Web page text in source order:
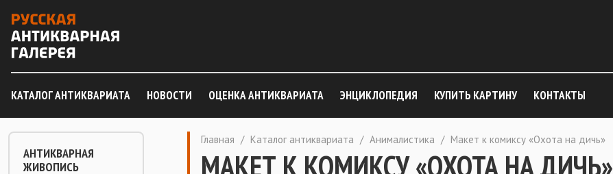
КАТАЛОГ АНТИКВАРИАТА НОВОСТИ ОЦЕНКА АНТИКВАРИАТА ЭНЦИКЛОПЕДИЯ КУПИТЬ КАРТИНУ КОНТАКТЫ
АНТИКВАРНАЯ
ЖИВОПИСЬ
Главная / Каталог антиквариата / Анималистика / Макет к комиксу «Охота на дичь»
МАКЕТ К КОМИКСУ «ОХОТА НА ДИЧЬ»